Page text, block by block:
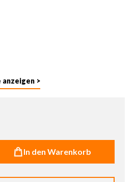
>
gewünschten Wert ein oder benutze
In den Warenkorb